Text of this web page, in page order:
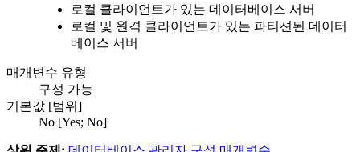
로컬 클라이언트가 있는 데이터베이스 서버
로컬 및 원격 클라이언트가 있는 파티션된 데이터
베이스 서버
매개변수 유형
구성 가능
기본값 [범위]
No [Yes; No]